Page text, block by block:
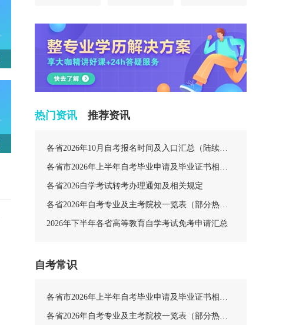
热门资讯
各省2026年10月自考报名时间及入口汇总（陆续更新中）
各省市2026年上半年自考毕业申请及毕业证书相关安排汇总
各省2026自学考试转考办理通知及相关规定
各省2026年自考专业及主考院校一览表（部分热门专业）
2026年下半年各省高等教育自学考试免考申请汇总
推荐资讯
自考常识
各省市2026年上半年自考毕业申请及毕业证书相关安排汇总
各省2026年自考专业及主考院校一览表（部分热门专业）